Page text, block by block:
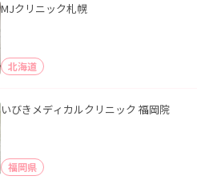
MJクリニック札幌
北海道
いびきメディカルクリニック 福岡院
福岡県